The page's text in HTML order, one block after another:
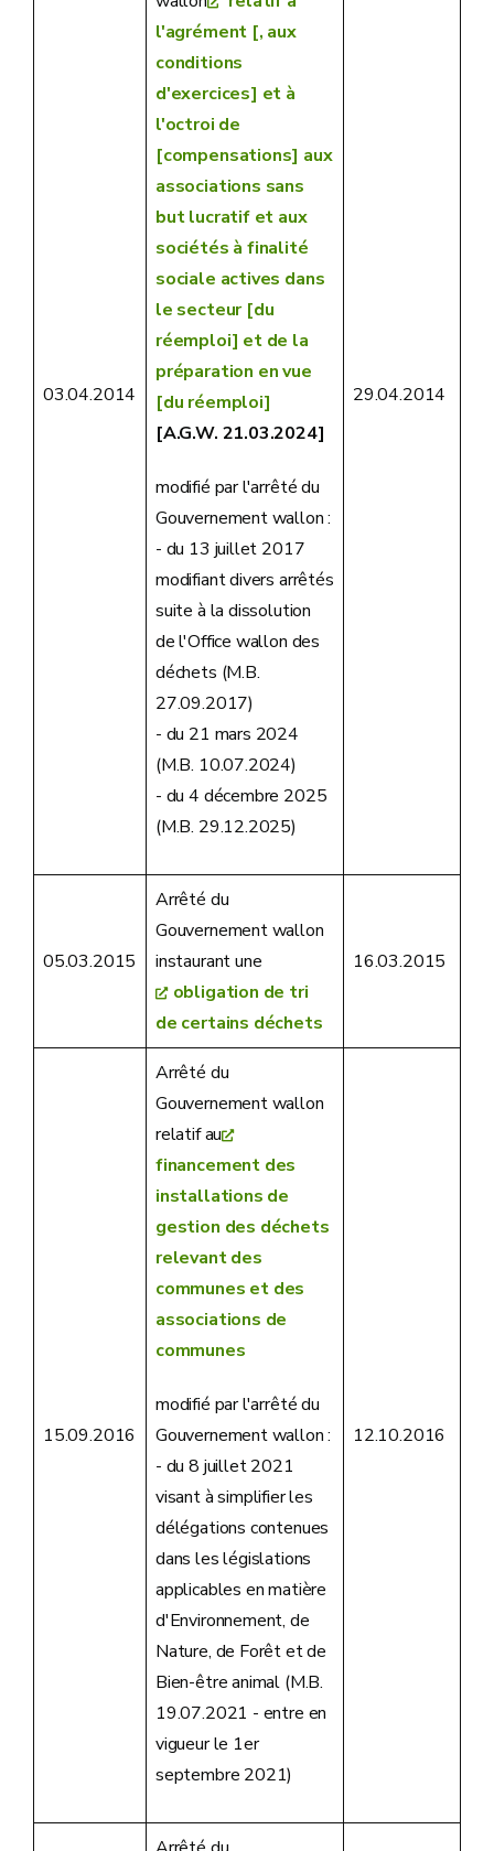
03.04.2014
l'agrément [, aux
conditions
d'exercices] et à
l'octroi de
[compensations] aux
associations sans
but lucratif et aux
sociétés à finalité
sociale actives dans
le secteur [du
réemploi] et de la
préparation en vue
[du réemploi]
[A.G.W. 21.03.2024]
modifié par l'arrêté du
Gouvernement wallon :
- du 13 juillet 2017
modifiant divers arrêtés
suite à la dissolution
de l'Office wallon des
déchets (M.B.
27.09.2017)
- du 21 mars 2024
(M.B. 10.07.2024)
- du 4 décembre 2025
(M.B. 29.12.2025)
29.04.2014
05.03.2015
Arrêté du
Gouvernement wallon
instaurant une
obligation de tri
de certains déchets
16.03.2015
15.09.2016
Arrêté du
Gouvernement wallon
relatif au
financement des
installations de
gestion des déchets
relevant des
communes et des
associations de
communes
modifié par l'arrêté du
Gouvernement wallon :
- du 8 juillet 2021
visant à simplifier les
délégations contenues
dans les législations
applicables en matière
d'Environnement, de
Nature, de Forêt et de
Bien-être animal (M.B.
19.07.2021 - entre en
vigueur le 1er
septembre 2021)
12.10.2016